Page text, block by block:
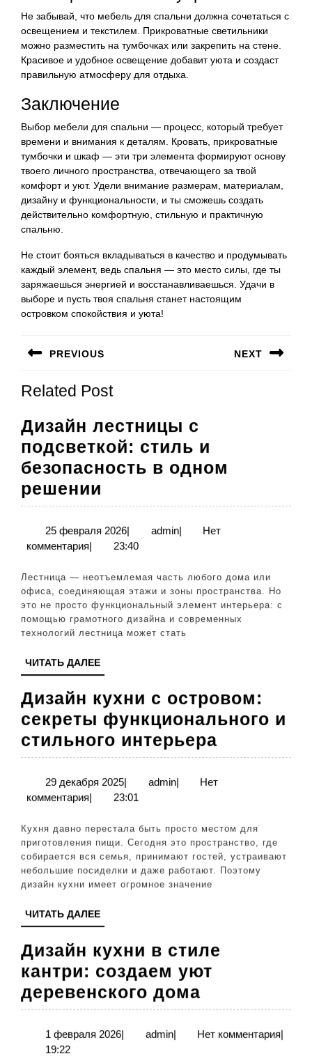
Не забывай, что мебель для спальни должна сочетаться с
освещением и текстилем. Прикроватные светильники
можно разместить на тумбочках или закрепить на стене.
Красивое и удобное освещение добавит уюта и создаст
правильную атмосферу для отдыха.
Заключение
Выбор мебели для спальни — процесс, который требует
времени и внимания к деталям. Кровать, прикроватные
тумбочки и шкаф — эти три элемента формируют основу
твоего личного пространства, отвечающего за твой
комфорт и уют. Удели внимание размерам, материалам,
дизайну и функциональности, и ты сможешь создать
действительно комфортную, стильную и практичную
спальню.
Не стоит бояться вкладываться в качество и продумывать
каждый элемент, ведь спальня — это место силы, где ты
заряжаешься энергией и восстанавливаешься. Удачи в
выборе и пусть твоя спальня станет настоящим
островком спокойствия и уюта!
по
записям
PREVIOUS
запись:
NEXT
Related Post
Дизайн лестницы с
подсветкой: стиль и
безопасность в одном
решении
лестницы
с
подсветкой:
стиль
и
безопасность
в
решении
25 февраля 202625
февраля
| adminadmin
|
Нет
комментария| 23:40
Лестница — неотъемлемая часть любого дома или
офиса, соединяющая этажи и зоны пространства. Но
это не просто функциональный элемент интерьера: с
помощью грамотного дизайна и современных
технологий лестница может стать
ЧИТАТЬ ДАЛЕЕЧИТАТЬ
ДАЛЕЕ
Дизайн кухни с островом:
секреты функционального и
стильного интерьера
кухни
с
секреты
и
29 декабря 202529
декабря
| adminadmin
|
Нет
комментария| 23:01
Кухня давно перестала быть просто местом для
приготовления пищи. Сегодня это пространство, где
собирается вся семья, принимают гостей, устраивают
небольшие посиделки и даже работают. Поэтому
дизайн кухни имеет огромное значение
ЧИТАТЬ ДАЛЕЕЧИТАТЬ
ДАЛЕЕ
Дизайн кухни в стиле
кантри: создаем уют
деревенского дома
кухни
в
1 февраля 20261| adminadmin
| Нет комментария|
19:22